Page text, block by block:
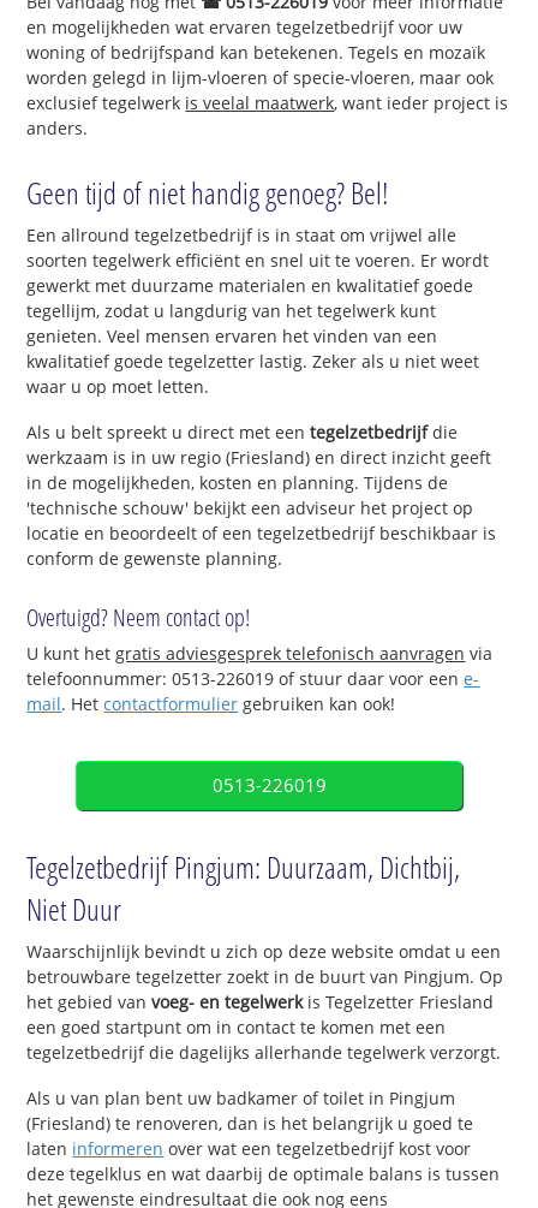
en mogelijkheden wat ervaren tegelzetbedrijf voor uw
woning of bedrijfspand kan betekenen. Tegels en mozaïk
worden gelegd in lijm-vloeren of specie-vloeren, maar ook
exclusief tegelwerk is veelal maatwerk, want ieder project is
anders.
Geen tijd of niet handig genoeg? Bel!
Een allround tegelzetbedrijf is in staat om vrijwel alle
soorten tegelwerk efficiënt en snel uit te voeren. Er wordt
gewerkt met duurzame materialen en kwalitatief goede
tegellijm, zodat u langdurig van het tegelwerk kunt
genieten. Veel mensen ervaren het vinden van een
kwalitatief goede tegelzetter lastig. Zeker als u niet weet
waar u op moet letten.
Als u belt spreekt u direct met eentegelzetbedrijfdie
werkzaam is in uw regio (Friesland) en direct inzicht geeft
in de mogelijkheden, kosten en planning. Tijdens de
'technische schouw' bekijkt een adviseur het project op
locatie en beoordeelt of een tegelzetbedrijf beschikbaar is
conform de gewenste planning.
Overtuigd? Neem contact op!
U kunt hetgratis adviesgesprek telefonisch aanvragen via
telefoonnummer: 0513-226019 of stuur daar voor eene-
mail. Hetcontactformulier gebruiken kan ook!
0513-226019
Tegelzetbedrijf Pingjum: Duurzaam, Dichtbij,
Niet Duur
Waarschijnlijk bevindt u zich op deze website omdat u een
betrouwbare tegelzetter zoekt in de buurt van Pingjum. Op
het gebied van voeg- en tegelwerkis Tegelzetter Friesland
een goed startpunt om in contact te komen met een
tegelzetbedrijf die dagelijks allerhande tegelwerk verzorgt.
Als u van plan bent uw badkamer of toilet in Pingjum
(Friesland) te renoveren, dan is het belangrijk u goed te
laten informeren over wat een tegelzetbedrijf kost voor
deze tegelklus en wat daarbij de optimale balans is tussen
het gewenste eindresultaat die ook nog eens